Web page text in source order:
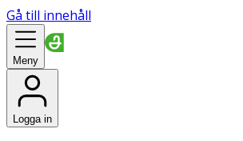
Gå till innehåll
Meny
Logga in